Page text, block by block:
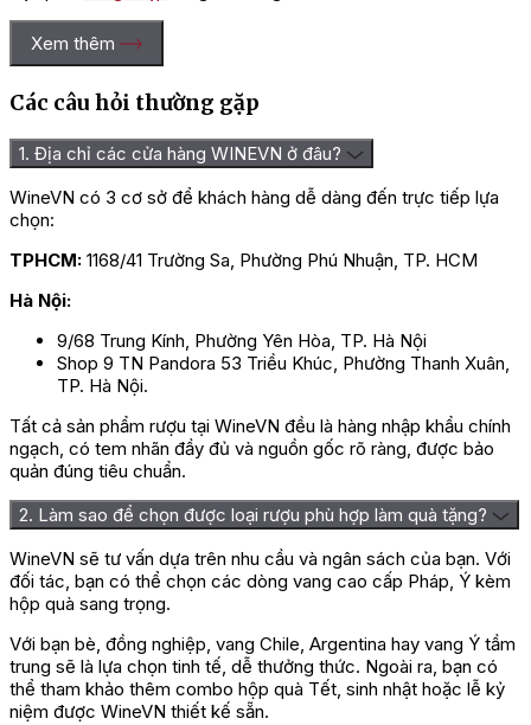
Xem thêm
Các câu hỏi thường gặp
1. Địa chỉ các cửa hàng WINEVN ở đâu?
WineVN có 3 cơ sở để khách hàng dễ dàng đến trực tiếp lựa
chọn:
TPHCM: 1168/41 Trường Sa, Phường Phú Nhuận, TP. HCM
Hà Nội:
9/68 Trung Kính, Phường Yên Hòa, TP. Hà Nội
Shop 9 TN Pandora 53 Triều Khúc, Phường Thanh Xuân,
TP. Hà Nội.
Tất cả sản phẩm rượu tại WineVN đều là hàng nhập khẩu chính
ngạch, có tem nhãn đầy đủ và nguồn gốc rõ ràng, được bảo
quản đúng tiêu chuẩn.
2. Làm sao để chọn được loại rượu phù hợp làm quà tặng?
WineVN sẽ tư vấn dựa trên nhu cầu và ngân sách của bạn. Với
đối tác, bạn có thể chọn các dòng vang cao cấp Pháp, Ý kèm
hộp quà sang trọng.
Với bạn bè, đồng nghiệp, vang Chile, Argentina hay vang Ý tầm
trung sẽ là lựa chọn tinh tế, dễ thưởng thức. Ngoài ra, bạn có
thể tham khảo thêm combo hộp quà Tết, sinh nhật hoặc lễ kỷ
niệm được WineVN thiết kế sẵn.